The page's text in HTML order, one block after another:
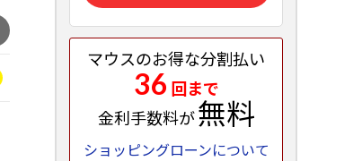
マウスのお得な分割払い
36 回まで
金利手数料が無料
ショッピングローンについて